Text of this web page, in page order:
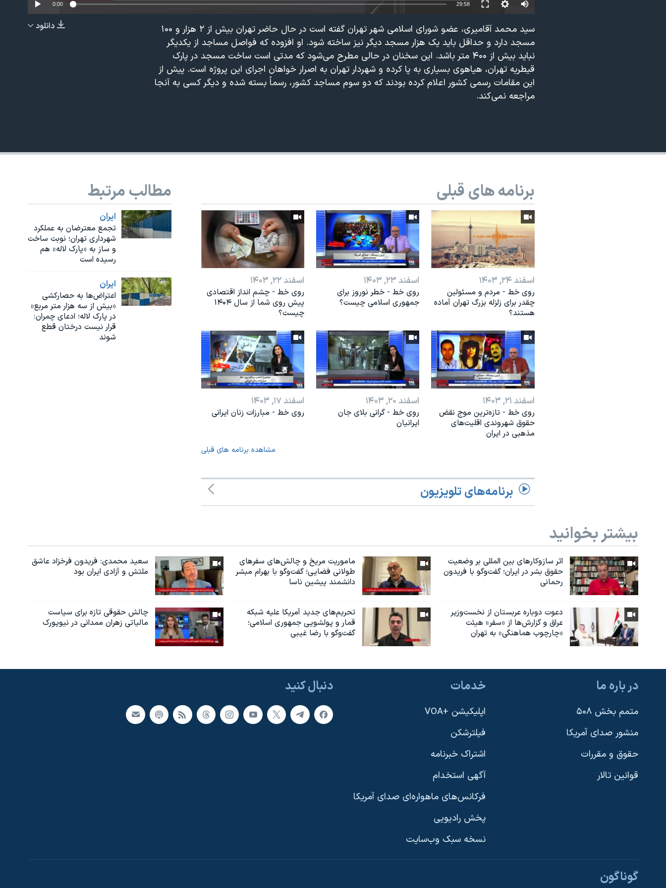
دنبال کنید
EMBED
0:00 29:58
دانلود
سید محمد آقامیری، عضو شورای اسلامی شهر تهران گفته است در حال حاضر تهران بیش از ۲ هزار و ۱۰۰
مسجد دارد و حداقل باید یک هزار مسجد دیگر نیز ساخته شود. او افزوده که فواصل مساجد از یکدیگر
نباید بیش از ۴۰۰ متر باشد. این سخنان در حالی مطرح می‌شود که مدتی است ساخت مسجد در پارک
قیطریه تهران، هیاهوی بسیاری به پا کرده و شهردار تهران به اصرار خواهان اجرای این پروژه است. پیش از
این مقامات رسمی کشور اعلام کرده بودند که دو سوم مساجد کشور، رسماً بسته شده و دیگر کسی به آنجا
مراجعه نمی‌کند.
مطالب مرتبط
ايران
تجمع معترضان به عملکرد
شهرداری تهران؛ نوبت ساخت
و ساز به «پارک لاله» هم
رسیده است
ايران
اعتراض‌ها به حصارکشی
«بیش از سه هزار متر مربع»
در پارک لاله؛ ادعای چمران:
قرار نیست درختان قطع
شوند
برنامه های قبلی
اسفند ۲۴, ۱۴۰۳
روی خط - مردم و مسئولین
چقدر برای زلزله بزرگ تهران آماده
هستند؟
اسفند ۲۳, ۱۴۰۳
روی خط - خطر نوروز برای
جمهوری اسلامی چیست؟
اسفند ۲۲, ۱۴۰۳
روی خط - چشم انداز اقتصادی
پیش روی شما از سال ۱۴۰۴
چیست؟
اسفند ۲۱, ۱۴۰۳
روی خط - تازه‌ترین موج نقض
حقوق شهروندی اقلیت‌های
مذهبی در ایران
اسفند ۲۰, ۱۴۰۳
روی خط - گرانی بلای جان
ایرانیان
اسفند ۱۷, ۱۴۰۳
روی خط - مبارزات زنان ایرانی
مشاهده برنامه های قبلی
برنامه‌های تلویزیون
بیشتر بخوانید
اثر ساز‌و‌کارهای بین المللی بر وضعیت
حقوق بشر در ایران؛ گفت‌وگو با فریدون
رحمانی
ماموریت مریخ و چالش‌های سفرهای
طولانی فضایی؛ گفت‌وگو با بهرام مبشر
دانشمند پیشین ناسا
سعید محمدی: فریدون فرخزاد عاشق
ملتش و آزادی ایران بود
دعوت دوباره عربستان از نخست‌وزیر
عراق و گزارش‌ها از «سفر» هیئت
«چارچوب هماهنگی» به تهران
تحریم‌های جدید آمریکا علیه شبکه
قمار و پولشویی جمهوری اسلامی؛
گفت‌وگو با رضا غیبی
چالش حقوقی تازه برای سیاست
مالیاتی زهران ممدانی در نیویورک
دنبال کنید در باره ما
متمم بخش ۵۰۸
منشور صدای آمریکا
حقوق و مقررات
قوانین تالار
خدمات
اپلیکیشن +VOA
فیلترشکن
اشتراک خبرنامه
آگهی استخدام
فرکانس‌های ماهواره‌ای صدای آمریکا
پخش رادیویی
نسخه سبک وب‌سایت
گوناگون